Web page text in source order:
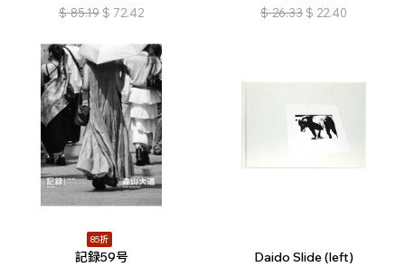
$ 85.19 $ 72.42
$ 26.33 $ 22.40
85折
記録59号 Daido Slide (left)